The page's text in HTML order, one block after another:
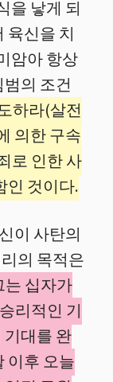
을 낳게 되
육신을 치
암아 항상
의 조건
하라(살전
의한 구속
로 인한 사
인 것이다.
이 사탄의
의 목적은
는 십자가
리적인 기
대를 완
이후 오늘